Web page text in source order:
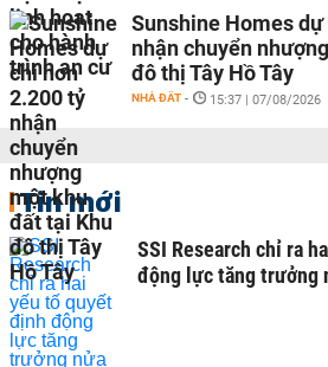
Sunshine Homes
nhận chuyển
đô thị Tây Hồ Tây
NHÀ ĐẤT - 15:37 | 07/08/2026
Tin mới
SSI Research chỉ ra
động lực tăng trưởng